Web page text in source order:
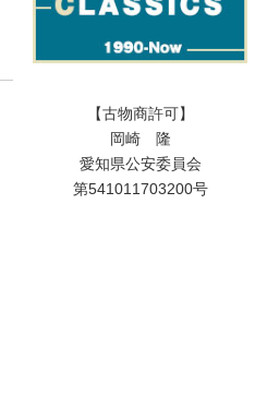
【古物商許可】
岡崎 隆
愛知県公安委員会
第541011703200号